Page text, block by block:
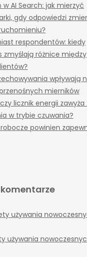
w AI Search: jak mierzyć
gdy odpowiedzi
respondentów: kiedy
zmyślają różnice między
wpływają
mierników
licznik energii zawyża
w trybie czuwania?
powinien
używania
używania